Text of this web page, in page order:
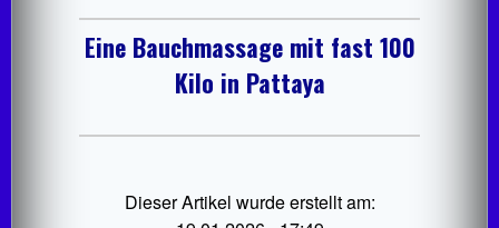
Eine Bauchmassage mit fast 100
Kilo in Pattaya
Dieser Artikel wurde erstellt am: